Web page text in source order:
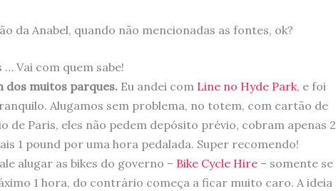
da Anabel, quando não mencionadas as fontes, ok?
Vai com quem sabe!
dos muitos parques.Eu andei com Line no Hyde Park, e foi
Alugamos sem problema, no totem, com cartão de
de Paris, eles não pedem depósito prévio, cobram apenas 2
1 pound por uma hora pedalada. Super recomendo!
alugar as bikes do governo – Bike Cycle Hire– somente se
1 hora, do contrário começa a ficar muito caro. A ideia